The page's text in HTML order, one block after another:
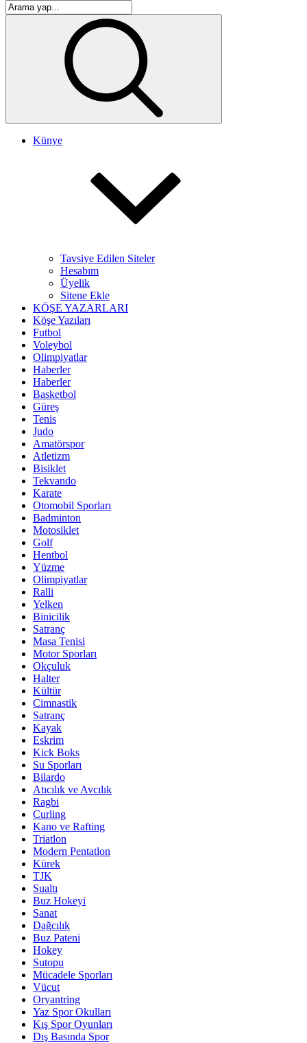
Künye
Tavsiye Edilen Siteler
Hesabım
Üyelik
Sitene Ekle
KÖŞE YAZARLARI
Köşe Yazıları
Futbol
Voleybol
Olimpiyatlar
Haberler
Haberler
Basketbol
Güreş
Tenis
Judo
Amatörspor
Atletizm
Bisiklet
Tekvando
Karate
Otomobil Sporları
Badminton
Motosiklet
Golf
Hentbol
Yüzme
Olimpiyatlar
Ralli
Yelken
Binicilik
Satranç
Masa Tenisi
Motor Sporları
Okçuluk
Halter
Kültür
Cimnastik
Satranç
Kayak
Eskrim
Kick Boks
Su Sporları
Bilardo
Atıcılık ve Avcılık
Ragbi
Curling
Kano ve Rafting
Triatlon
Modern Pentatlon
Kürek
TJK
Sualtı
Buz Hokeyi
Sanat
Dağcılık
Buz Pateni
Hokey
Sutopu
Mücadele Sporları
Vücut
Oryantring
Yaz Spor Okulları
Kış Spor Oyunları
Dış Basında Spor